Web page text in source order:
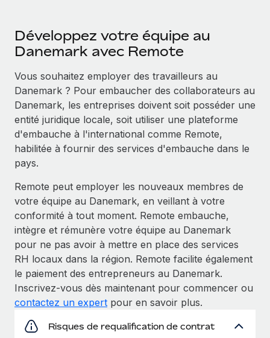
Développez votre équipe au
Danemark avec Remote
Vous souhaitez employer des travailleurs au
Danemark ? Pour embaucher des collaborateurs au
Danemark, les entreprises doivent soit posséder une
entité juridique locale, soit utiliser une plateforme
d'embauche à l'international comme Remote,
habilitée à fournir des services d'embauche dans le
pays.
Remote peut employer les nouveaux membres de
votre équipe au Danemark, en veillant à votre
conformité à tout moment. Remote embauche,
intègre et rémunère votre équipe au Danemark
pour ne pas avoir à mettre en place des services
RH locaux dans la région. Remote facilite également
le paiement des entrepreneurs au Danemark.
Inscrivez-vous dès maintenant pour commencer ou
contactez un expert pour en savoir plus.
Risques de requalification de contrat